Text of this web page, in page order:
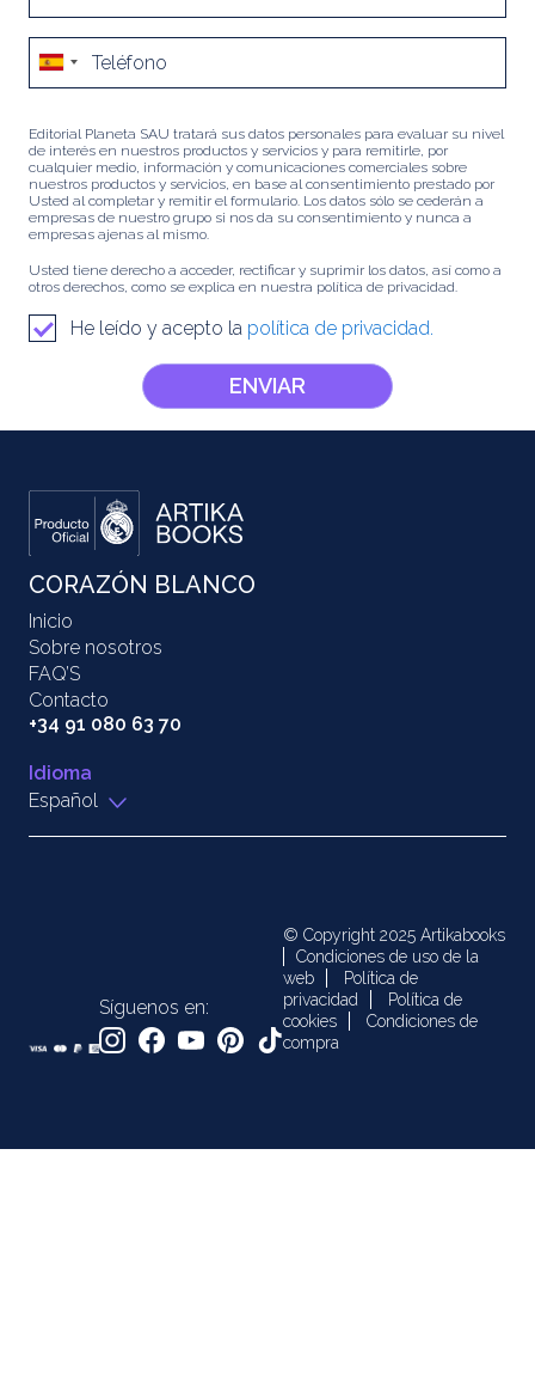
Editorial Planeta SAU tratará sus datos personales para evaluar su nivel
de interés en nuestros productos y servicios y para remitirle, por
cualquier medio, información y comunicaciones comerciales sobre
nuestros productos y servicios, en base al consentimiento prestado por
Usted al completar y remitir el formulario. Los datos sólo se cederán a
empresas de nuestro grupo si nos da su consentimiento y nunca a
empresas ajenas al mismo.
Usted tiene derecho a acceder, rectificar y suprimir los datos, así como a
otros derechos, como se explica en nuestra política de privacidad.
He leído y acepto la política de privacidad.
ENVIAR
CORAZÓN BLANCO
Inicio
Sobre nosotros
FAQ’S
Contacto
+34 91 080 63 70
Idioma
Español
Síguenos en:
© Copyright 2025 Artikabooks
Condiciones de uso de la
web
Política de
privacidad
Política de
cookies
Condiciones de
compra